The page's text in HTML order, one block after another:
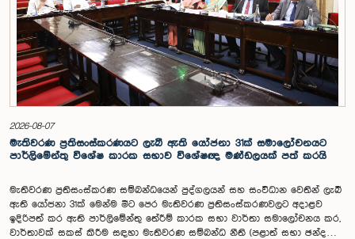
විශේෂ සැලකිල්ලක් යොමු කළ හැකි බවත් මෙහිදි වැඩිදුරටත් අදහස් දක්වමින්
කාරක සභාව පවසා සිටියේය. යොජිත වැටුප, මීට පෙර සිටි
විගණකාධිපතිවරුන්ගේ වැටුප් ද සලකා බලමින් මෙම තිරණයට එළඹුණ බව
නිලධාරීන් විසින් පවසන ලදී. මිට පෙර, එය ජාතික වැටුප් හා සේවක සංඛ්‍යා
කොමිෂන් සභාවෙන් තිරණය කළ ද වර්තමානයේ එවැනි කොමිසමක් නොමැති
බවත් නිලධාරීහු සදහන් කළහ.විගණකාධිපතිවරිය සඳහා යෝජිත වැටුප්
මට්ටම අනුමත කළ ද, එම තනතුරට පැවරී ඇති වගකීම් සහ කාර්යභාරය
සැලකිල්ලට ගනිමින් වැටුප තවදුරටත් ඉහළ මට්ටමක පැවතිය යුතු බවට කාරක
සභා සභාපතිවරයා ඇතුළු මන්ත්‍රීවරුන්ගේ අදහස විය. ඒ අනුව, අදාළ වැටුප්
මට්ටම සම්බන්ධයෙන් ඉදිරියේදී තවදුරටත් අවධානය යොමු කර අවශ්‍ය තීරණ
ගැනීමේ අවශ්‍යතාව ද කාරක සභාවේදී පෙන්වා දුන් අතර ස්ථිර සහ ස්වධින
වැටුප් හා සේවක සංඛ්‍යා කොමිෂන් සභාවක් ස්ථාපිත කරන ලෙස කාරක
2026-08-07
මැතිවරණ ප්‍රතිසංස්කරණයට ලැබී ඇති යෝජනා 31ක් සමාලෝචනයට
පාර්ලිමේන්තු විශේෂ කාරක සභාව විශේෂඥ මණ්ඩලයක් පත් කරයි
මැතිවරණ ප්‍රතිසංස්කරණ සම්බන්ධයෙන් පුද්ගලයන් සහ සංවිධාන වෙතින් ලැබී
ඇති යෝජනා 31ක් මෙන්ම මීට පෙර මැතිවරණ ප්‍රතිසංස්කරණවලට අදාළව
ඉදිරිපත් කර ඇති පාර්ලිමේන්තු තේරීම් කාරක සභා වාර්තා සමාලෝචනය කර,
වාර්තාවක් සකස් කිරීම සඳහා මැතිවරණ සම්බන්ධ නීති (පළාත් සභා ඡන්ද